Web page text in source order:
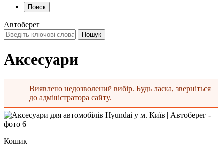
Поиск
Автоберег
Аксесуари
Повідомлення про помилку
Виявлено недозволений вибір. Будь ласка, зверніться
до адміністратора сайту.
Кошик